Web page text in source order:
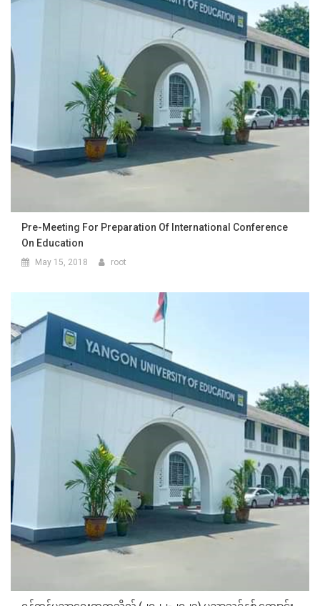
Pre-Meeting For Preparation Of International Conference
On Education
May 15, 2018 root